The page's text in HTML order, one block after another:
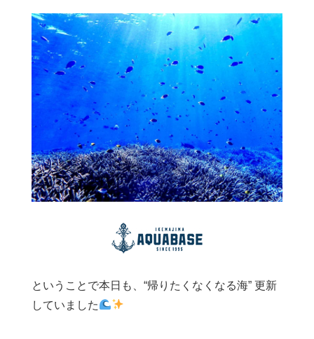
ということで本日も、“帰りたくなくなる海” 更新
していました